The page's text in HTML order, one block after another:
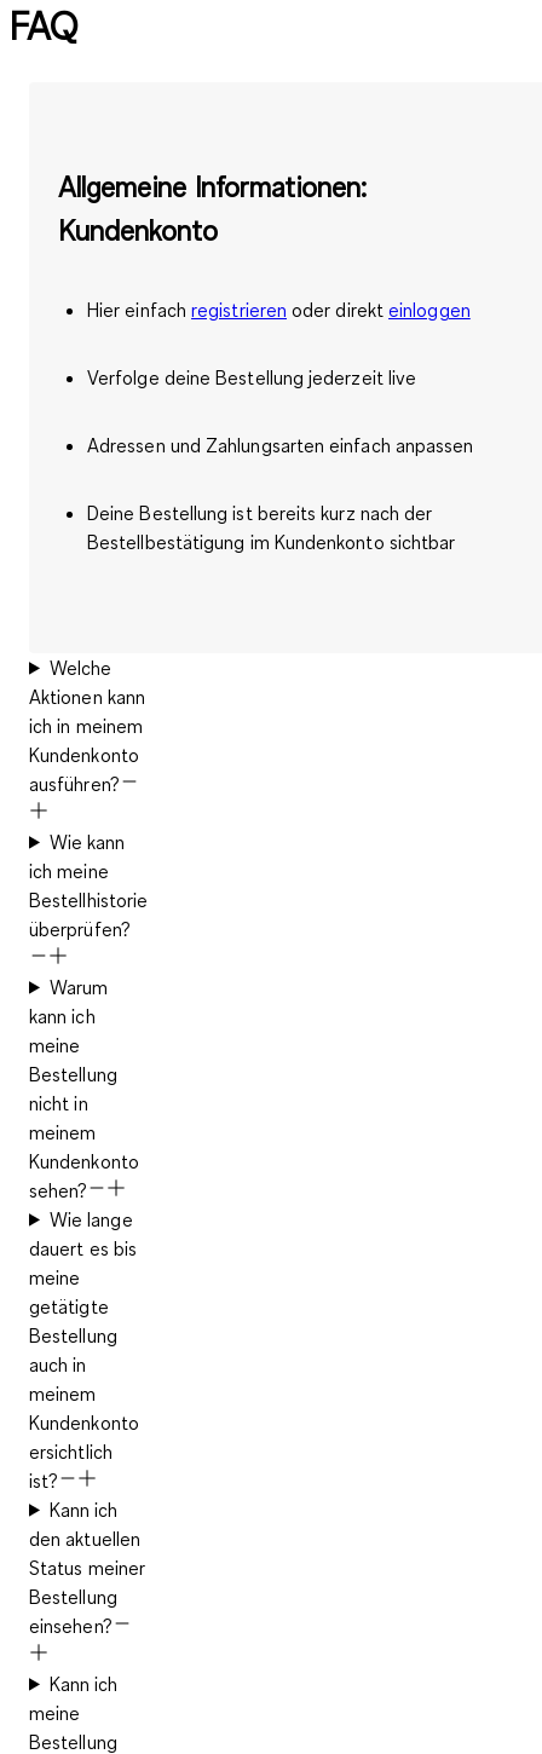
FAQ
Allgemeine Informationen:
Kundenkonto
Hier einfachregistrieren oder direkteinloggen
Verfolge deine Bestellung jederzeit live
Adressen und Zahlungsarten einfach anpassen
Deine Bestellung ist bereitskurz nach der
Bestellbestätigung im Kundenkonto sichtbar
Welche
Aktionen kann
ich in meinem
Kundenkonto
ausführen?
Wie kann
ich meine
Bestellhistorie
überprüfen?
Warum
kann ich
meine
Bestellung
nicht in
meinem
Kundenkonto
sehen?
Wie lange
dauert es bis
meine
getätigte
Bestellung
auch in
meinem
Kundenkonto
ersichtlich
ist?
Kann ich
den aktuellen
Status meiner
Bestellung
einsehen?
Kann ich
meine
Bestellung